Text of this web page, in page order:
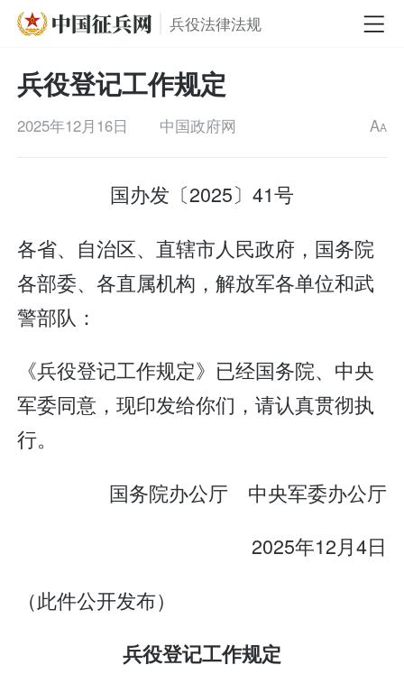
兵役法律法规
兵役登记工作规定
2025年12月16日 中国政府网 AA
国办发〔2025〕41号
各省、自治区、直辖市人民政府，国务院
各部委、各直属机构，解放军各单位和武
警部队：
《兵役登记工作规定》已经国务院、中央
军委同意，现印发给你们，请认真贯彻执
行。
国务院办公厅 中央军委办公厅
2025年12月4日
（此件公开发布）
兵役登记工作规定